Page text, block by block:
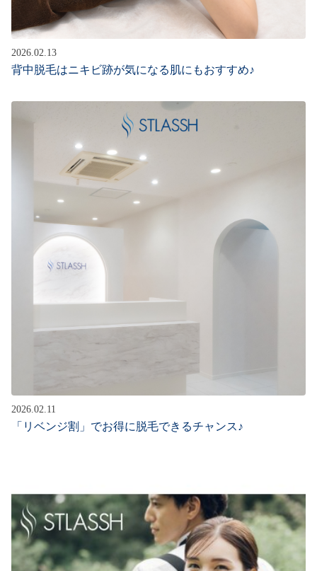
2026.02.13
背中脱毛はニキビ跡が気になる肌にもおすすめ♪
2026.02.11
「リベンジ割」でお得に脱毛できるチャンス♪